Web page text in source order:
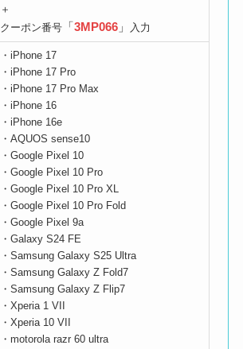
＋
クーポン番号 「3MP066 」 入力
・iPhone 17
・iPhone 17 Pro
・iPhone 17 Pro Max
・iPhone 16
・iPhone 16e
・AQUOS sense10
・Google Pixel 10
・Google Pixel 10 Pro
・Google Pixel 10 Pro XL
・Google Pixel 10 Pro Fold
・Google Pixel 9a
・Galaxy S24 FE
・Samsung Galaxy S25 Ultra
・Samsung Galaxy Z Fold7
・Samsung Galaxy Z Flip7
・Xperia 1 VII
・Xperia 10 VII
・motorola razr 60 ultra